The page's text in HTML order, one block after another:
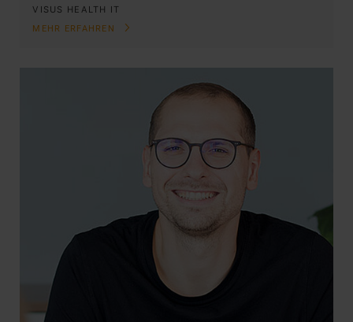
VISUS HEALTH IT
MEHR ERFAHREN